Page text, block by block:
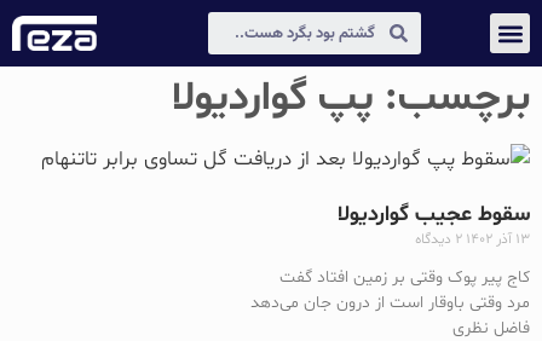
برچسب: پپ گواردیولا
سقوط عجیب گواردیولا
۱۳ آذر ۱۴۰۲ ۲ دیدگاه
کاج پیر پوک وقتی بر زمین افتاد گفت
مرد وقتی باوقار است از درون جان می‌دهد
فاضل نظری